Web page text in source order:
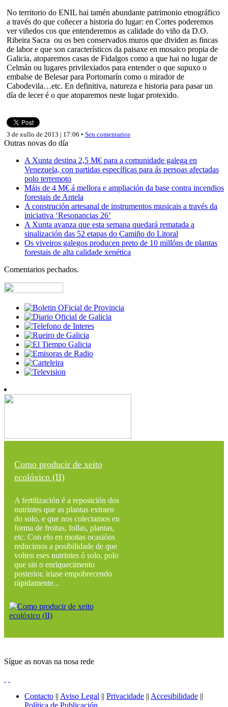
No territorio do ENIL hai tamén abundante patrimonio etnográfico
a través do que coñecer a historia do lugar: en Cortes poderemos
ver viñedos cos que entenderemos as calidade do viño da D.O.
Ribeira Sacra ou os ben conservados muros que dividen as fincas
de labor e que son característicos da paisaxe en mosaico propia de
Galicia, atoparemos casas de Fidalgos como a que hai no lugar de
Celmán ou lugares privilexiados para entender o que supuxo o
embalse de Belesar para Portomarín como o mirador de
Cabodevila…etc. En definitiva, natureza e historia para pasar un
día de lecer é o que atoparemos neste lugar protexido.
3 de xullo de 2013 | 17:06 • Sen comentarios
Outras novas do día
A Xunta destina 2,5 M€ para a comunidade galega en
Venezuela, con partidas específicas para ás persoas afectadas
polo terremoto
Máis de 4 M€ á mellora e ampliación da base contra incendios
forestais de Antela
A construción artesanal de instrumentos musicais a través da
iniciativa ‘Resonancias 26’
A Xunta avanza que esta semana quedará rematada a
sinalización das 52 etapas do Camiño do Litoral
Os viveiros galegos producen preto de 10 millóns de plantas
forestais de alta calidade xenética
Comentarios pechados.
Como producir de xeito
ecolóxico (II)
A fertilización é a reposición dos
nutrintes que as plantas extraen
do solo, e que nos colectamos en
forma de froitas, follas, plantas,
etc. Con elo en moitas ocasións
reducimos a posibilidade de que
volten eses nutrintes ó solo, polo
que sin o enriquecimento
posterior, iriase empobrecendo
rápidamente...
Sígue as novas na nosa rede
Contacto || Aviso Legal || Privacidade || Accesibilidade ||
Política de Publicación